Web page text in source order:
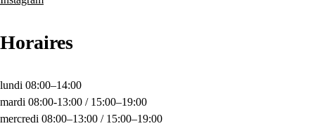
Horaires
lundi 08:00–14:00
mardi 08:00-13:00 / 15:00–19:00
mercredi 08:00–13:00 / 15:00–19:00